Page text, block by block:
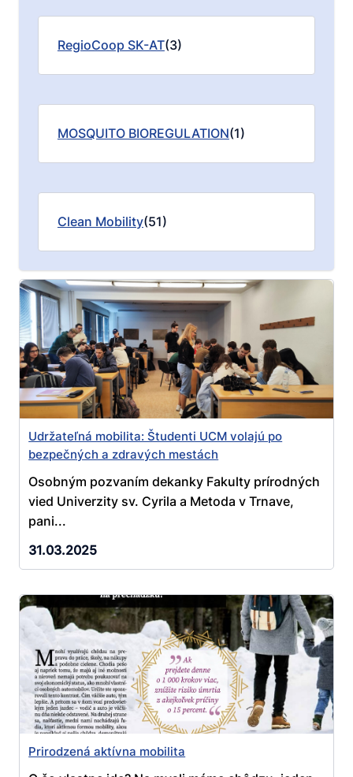
RegioCoop SK-AT(3)
MOSQUITO BIOREGULATION(1)
Clean Mobility(51)
Udržateľná mobilita: Študenti UCM volajú po
bezpečných a zdravých mestách
Osobným pozvaním dekanky Fakulty prírodných
vied Univerzity sv. Cyrila a Metoda v Trnave,
pani...
31.03.2025
Prirodzená aktívna mobilita